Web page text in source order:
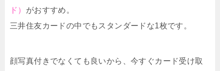
ド） がおすすめ。
三井住友カードの中でもスタンダードな1枚です。
顔写真付きでなくても良いから、今すぐカード受け取